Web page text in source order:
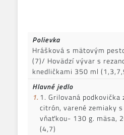
Polievka
Hrášková s mätovým
(7)/ Hovädzí vývar s
knedličkami 350 ml
Hlavné jedlo
1. 1. Grilovaná podkovička
citrón, varené zemiaky
vňaťkou- 130 g. mäsa,
(4,7)